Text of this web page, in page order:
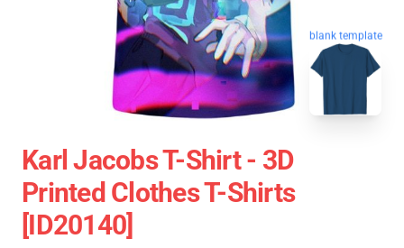
blank template
Karl Jacobs T-Shirt - 3D
Printed Clothes T-Shirts
[ID20140]